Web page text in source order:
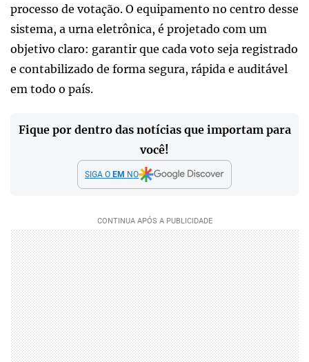
processo de votação. O equipamento no centro desse
sistema, a urna eletrônica, é projetado com um
objetivo claro: garantir que cada voto seja registrado
e contabilizado de forma segura, rápida e auditável
em todo o país.
Fique por dentro das notícias que importam para
você!
SIGA O EM NO